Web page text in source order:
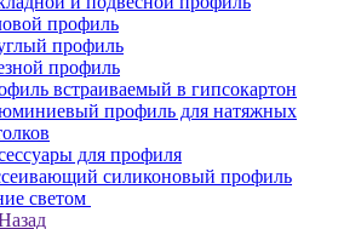
профиль
профиль
профиль
встраиваемый в гипсокартон
профиль для натяжных
для профиля
силиконовый профиль
светом